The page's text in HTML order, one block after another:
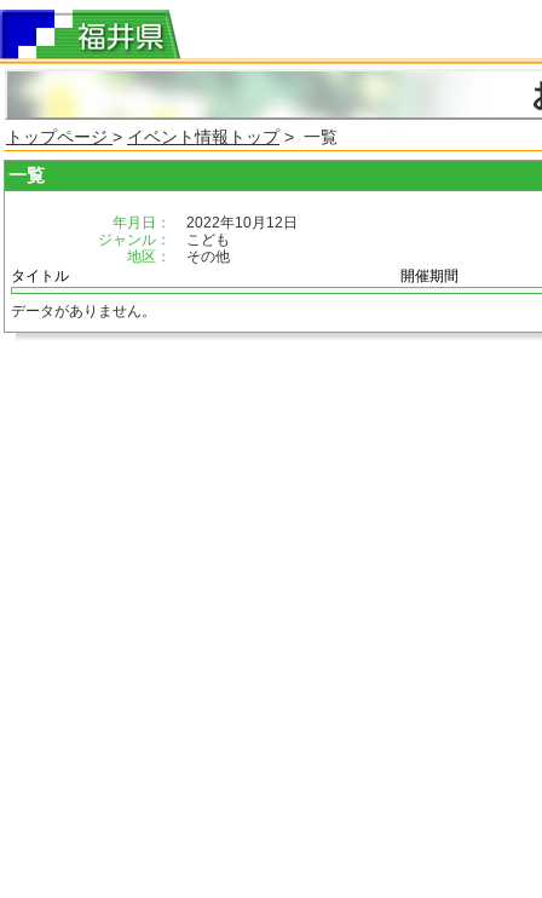
トップページ > イベント情報トップ> 一覧
一覧
年月日：
2022年10月12日
ジャンル：
こども
地区：
その他
タイトル
開催期間
データがありません。